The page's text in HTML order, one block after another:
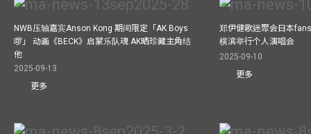
NWB压轴嘉宾Anson Kong 期间限定「AK Boys
啰」 动画《BECK》启蒙乐队魂 AK晒珍藏主角结
他
2025-09-13
更多
郑伊健歌迷聚会日本
横滨举行个人演唱会
2025-09-10
更多